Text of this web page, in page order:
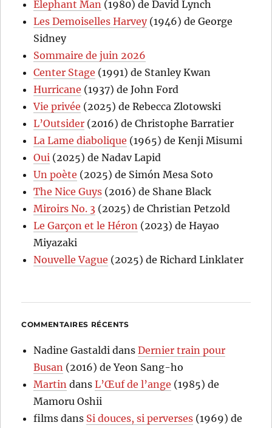
Elephant Man (1980) de David Lynch
Les Demoiselles Harvey(1946) de George
Sidney
Sommaire de juin 2026
Center Stage (1991) de Stanley Kwan
Hurricane (1937) de John Ford
Vie privée (2025) de Rebecca Zlotowski
L’Outsider (2016) de Christophe Barratier
La Lame diabolique (1965) de Kenji Misumi
Oui (2025) de Nadav Lapid
Un poète (2025) de Simón Mesa Soto
The Nice Guys (2016) de Shane Black
Miroirs No. 3 (2025) de Christian Petzold
Le Garçon et le Héron (2023) de Hayao
Miyazaki
Nouvelle Vague (2025) de Richard Linklater
COMMENTAIRES RÉCENTS
Nadine Gastaldi dansDernier train pour
Busan (2016) de Yeon Sang-ho
Martin dansL’Œuf de l’ange (1985) de
Mamoru Oshii
films dans Si douces, si perverses (1969) de